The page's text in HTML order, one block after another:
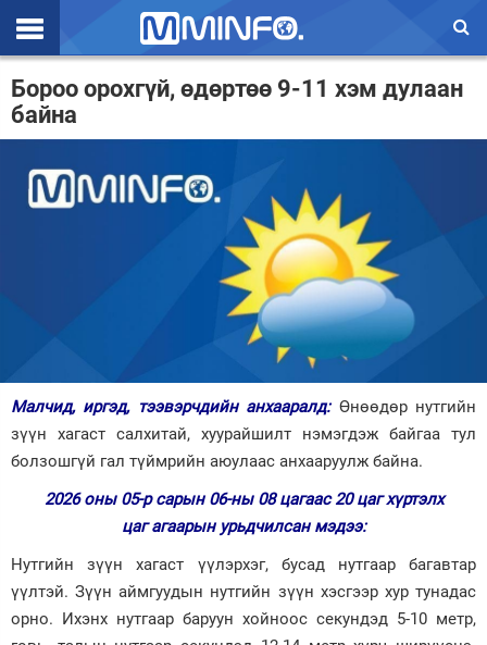
Эхлэл
Цаг агаар
Валют ханш
Улс төр
Нийгэм
Дэлхий
Бороо орохгүй, өдөртөө 9-11 хэм дулаан
байна
Малчид, иргэд, тээвэрчдийн анхааралд: Өнөөдөр нутгийн
зүүн хагаст салхитай, хуурайшилт нэмэгдэж байгаа тул
болзошгүй гал түймрийн аюулаас анхааруулж байна.
2026 оны 05-р сарын 06-ны 08 цагаас 20 цаг хүртэлх
цаг агаарын урьдчилсан мэдээ:
Нутгийн зүүн хагаст үүлэрхэг, бусад нутгаар багавтар
үүлтэй. Зүүн аймгуудын нутгийн зүүн хэсгээр хур тунадас
орно. Ихэнх нутгаар баруун хойноос секундэд 5-10 метр,